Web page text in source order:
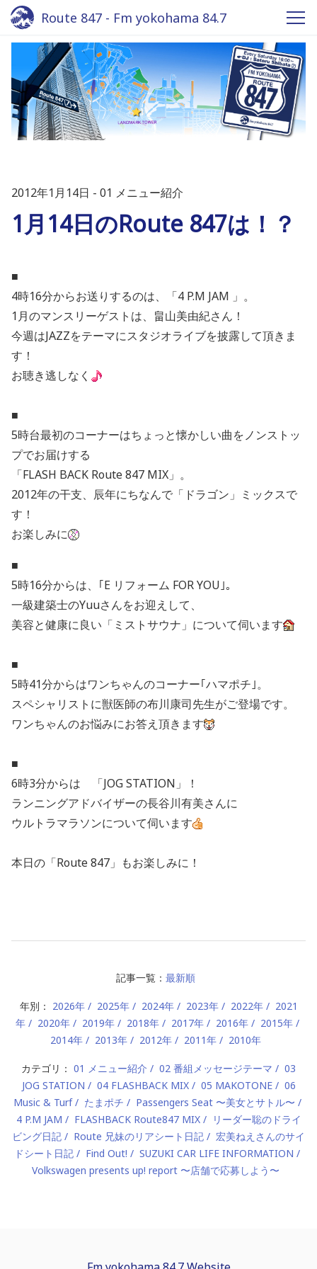
Route 847 - Fm yokohama 84.7
2012年1月14日 01 メニュー紹介
1月14日のRoute 847は！？
■
4時16分からお送りするのは、「4 P.M JAM 」。
1月のマンスリーゲストは、畠山美由紀さん！
今週はJAZZをテーマにスタジオライブを披露して頂きま
す！
お聴き逃しなく
■
5時台最初のコーナーはちょっと懐かしい曲をノンストッ
プでお届けする
「FLASH BACK Route 847 MIX」。
2012年の干支、辰年にちなんで「ドラゴン」ミックスで
す！
お楽しみに
■
5時16分からは、｢E リフォーム FOR YOU｣。
一級建築士のYuuさんをお迎えして、
美容と健康に良い「ミストサウナ」について伺います
■
5時41分からはワンちゃんのコーナー｢ハマポチ｣。
スペシャリストに獣医師の布川康司先生がご登場です。
ワンちゃんのお悩みにお答え頂きます
■
6時3分からは 「JOG STATION」！
ランニングアドバイザーの長谷川有美さんに
ウルトラマラソンについて伺います
本日の「Route 847」もお楽しみに！
記事一覧： 最新順
年別： 2026年 2025年 2024年 2023年 2022年
2021
年
2020年 2019年 2018年 2017年 2016年
2015年
2014年
2013年 2012年 2011年 2010年
カテゴリ： 01 メニュー紹介 02 番組メッセージテーマ
03
JOG STATION
04 FLASHBACK MIX 05 MAKOTONE
06
Music & Turf
たまポチ
Passengers Seat 〜美女とサトル〜
4 P.M JAM
FLASHBACK Route847 MIX
リーダー聡のドライ
ビング日記
Route 兄妹のリアシート日記
宏美ねえさんのサイ
ドシート日記
Find Out!
SUZUKI CAR LIFE INFORMATION
Volkswagen presents up! report 〜店舗で応募しよう〜